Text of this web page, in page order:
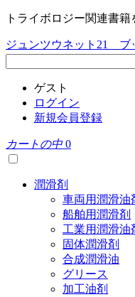
トライボロジー関連書籍
ジュンツウネット21 ブ
ゲスト
ログイン
新規会員登録
カートの中 0
潤滑剤
車両用潤滑油
船舶用潤滑剤
工業用潤滑油
固体潤滑剤
合成潤滑油
グリース
加工油剤